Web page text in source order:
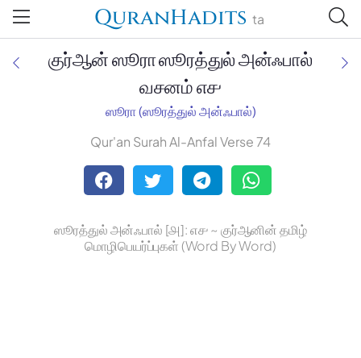
QuranHadits ta
Jan Trust Foundation
Mufti Omar Sheriff Qasimi,
குர்ஆன் ஸூரா ஸூரத்துல் அன்ஃபால்
வசனம் ௭௪
ஸூரா (ஸூரத்துல் அன்ஃபால்)
Qur'an Surah Al-Anfal Verse 74
ஸூரத்துல் அன்ஃபால் [௮]: ௭௪ ~ குர்ஆனின் தமிழ்
மொழிபெயர்ப்புகள் (Word By Word)